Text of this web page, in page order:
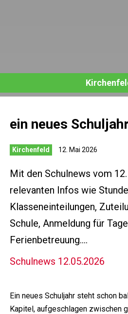
ein neues
Kirchenfeld 12. Mai 2026
Mit den Schulnews vom
relevanten Infos wie
Klasseneinteilungen,
Schule, Anmeldung für
Ferienbetreuung....
Schulnews 12.05.2026
Ein neues Schuljahr steht schon
Kapitel, aufgeschlagen zwischen